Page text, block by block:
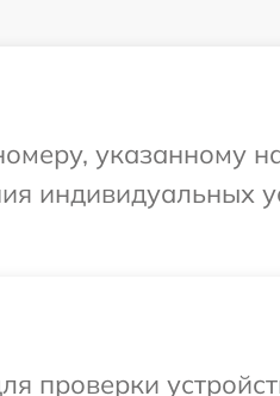
указанному
индивидуальных
проверки